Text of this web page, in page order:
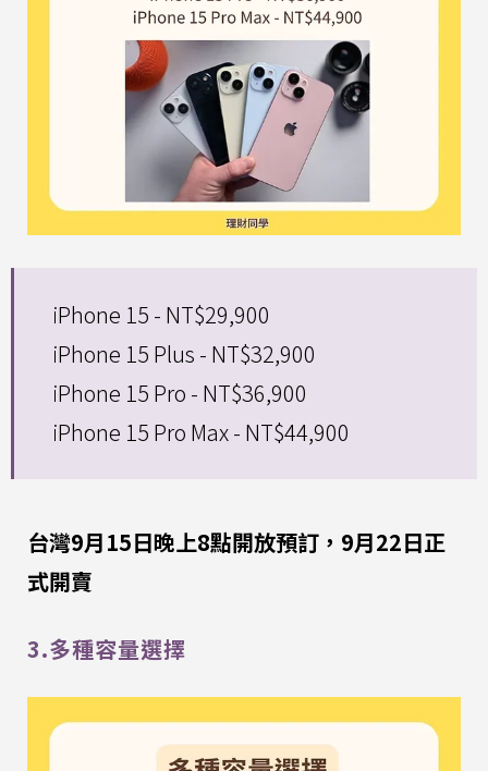
iPhone 15 - NT$29,900
iPhone 15 Plus - NT$32,900
iPhone 15 Pro - NT$36,900
iPhone 15 Pro Max - NT$44,900
台灣9月15日晚上8點開放預訂，9月22日正
式開賣
3.多種容量選擇